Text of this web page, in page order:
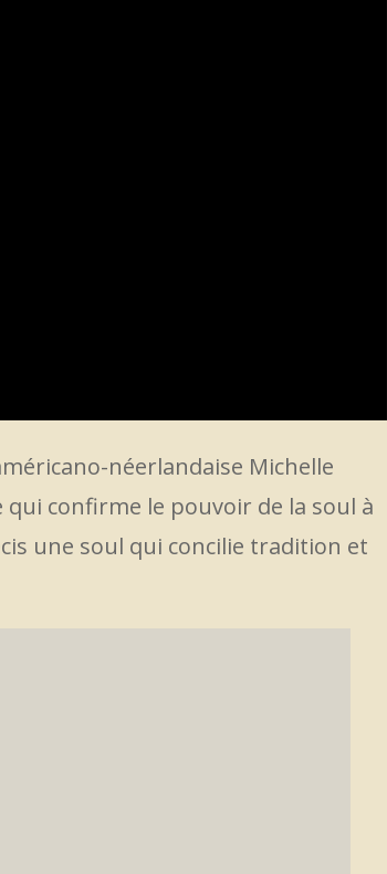
néerlandaise Michelle
confirme le pouvoir de la soul à
une soul qui concilie tradition et